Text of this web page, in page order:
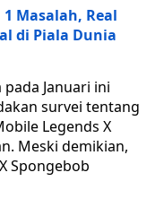
Masalah, Real
di Piala Dunia
Januari ini
survei tentang
Legends X
Meski demikian,
Spongebob